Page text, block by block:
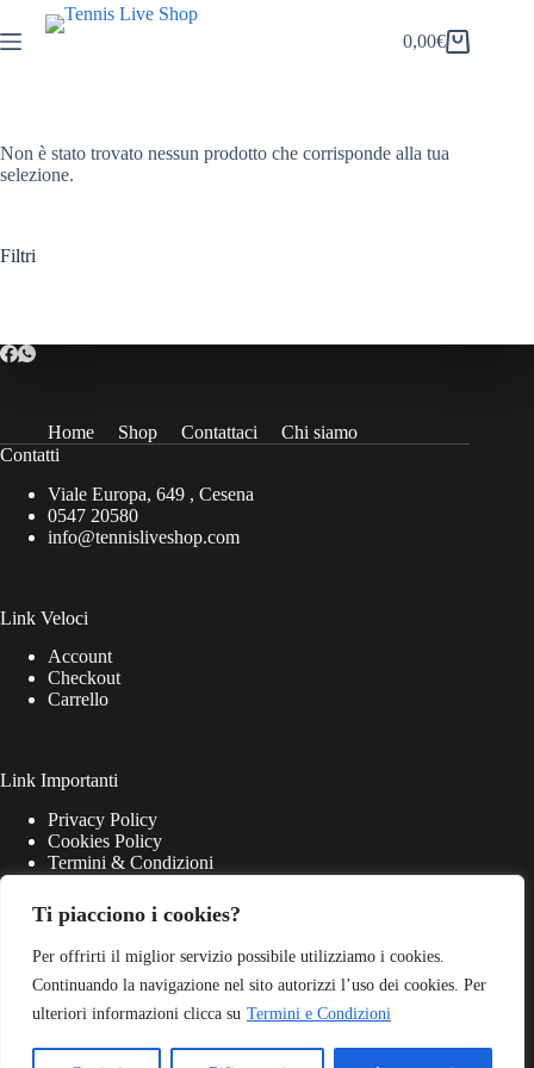
Ti piacciono i cookies?
Per offrirti il miglior servizio possibile utilizziamo i cookies.
Continuando la navigazione nel sito autorizzi l’uso dei cookies. Per
ulteriori informazioni clicca su Termini e Condizioni
al
contenuto
Carrello
0,00€
Non è stato trovato nessun prodotto che corrisponde alla tua
selezione.
Filtri
Home Shop Contattaci
Chi siamo
Contatti
Viale Europa, 649 , Cesena
0547 20580
info@tennisliveshop.com
Link Veloci
Account
Checkout
Carrello
Link Importanti
Privacy Policy
Cookies Policy
Termini & Condizioni